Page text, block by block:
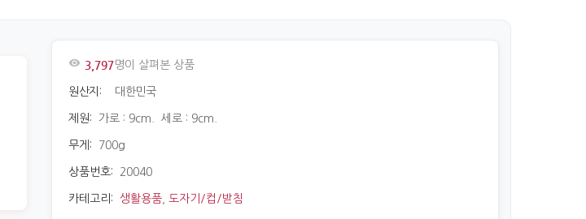
3,797명이 살펴본 상품
원산지: 대한민국
제원: 가로 : 9cm. 세로 : 9cm.
무게: 700g
상품번호: 20040
카테고리: 생활용품 도자기/컵/받침